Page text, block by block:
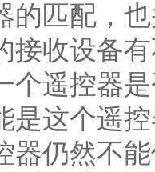
的匹配，
接收设备
个遥控器
是这个遥
器仍然不